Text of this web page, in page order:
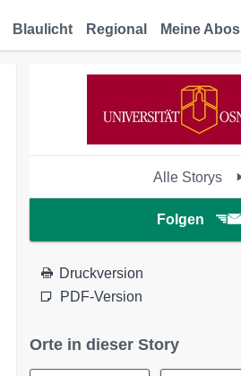
Blaulicht Regional Meine Abos
Alle Storys
Folgen
Druckversion
PDF-Version
Orte in dieser Story